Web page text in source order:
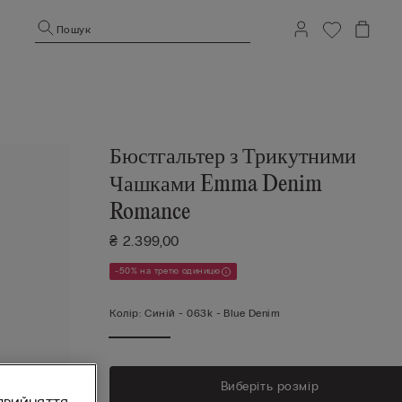
Пошук
Бюстгальтер з Трикутними
Чашками Emma Denim
Romance
₴ 2.399,00
-50% на третю одиницю
Колір: Синій -063k - Blue Denim
Виберіть розмір